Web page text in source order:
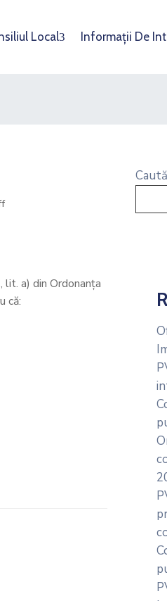
Local Informații De
a) din Ordonanţa
că:
Caută